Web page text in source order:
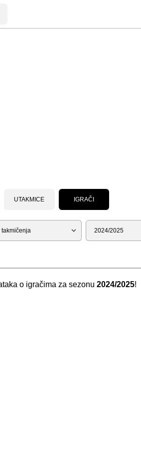
UTAKMICE IGRAČI
Sezona
o igračima za sezonu 2024/2025!